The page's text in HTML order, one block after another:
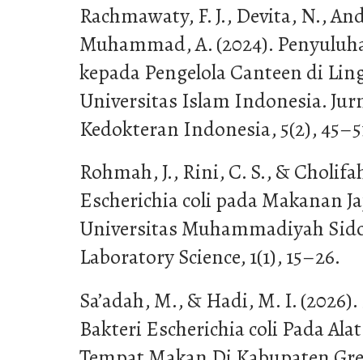
Rachmawaty, F. J., Devita, N.,
Muhammad, A. (2024).
kepada Pengelola Canteen di
Universitas Islam Indonesia.
Kedokteran Indonesia, 5(2),
Rohmah, J., Rini, C. S., &
Escherichia coli pada Makanan
Universitas Muhammadiyah
Laboratory Science, 1(1), 15–26.
Sa’adah, M., & Hadi, M. I.
Bakteri Escherichia coli Pada